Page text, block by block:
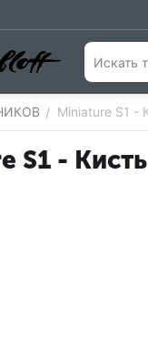
/ ​Miniature S1 -
S1 -